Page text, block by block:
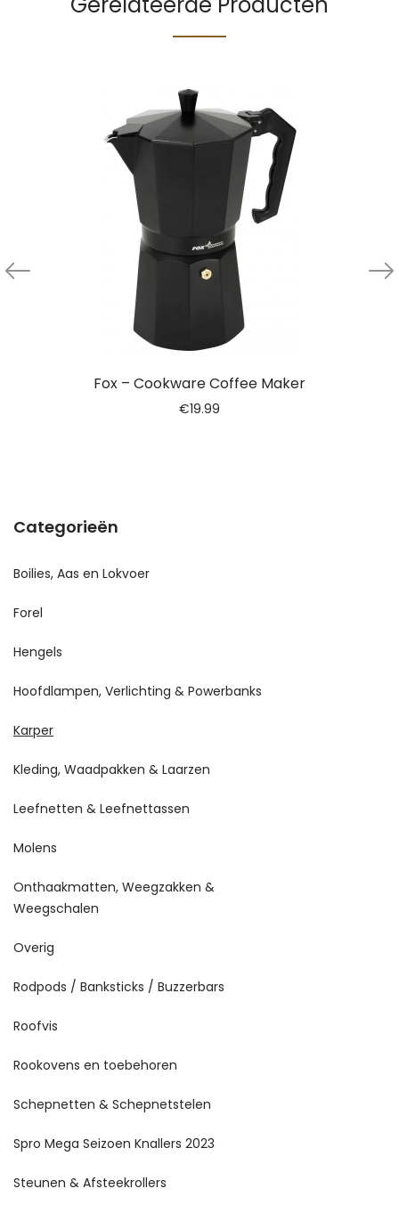
Fox – Cookware Coffee Maker
€19.99
Categorieën
Boilies, Aas en Lokvoer
Forel
Hengels
Hoofdlampen, Verlichting & Powerbanks
Karper
Kleding, Waadpakken & Laarzen
Leefnetten & Leefnettassen
Molens
Onthaakmatten, Weegzakken &
Weegschalen
Overig
Rodpods / Banksticks / Buzzerbars
Roofvis
Rookovens en toebehoren
Schepnetten & Schepnetstelen
Spro Mega Seizoen Knallers 2023
Steunen & Afsteekrollers